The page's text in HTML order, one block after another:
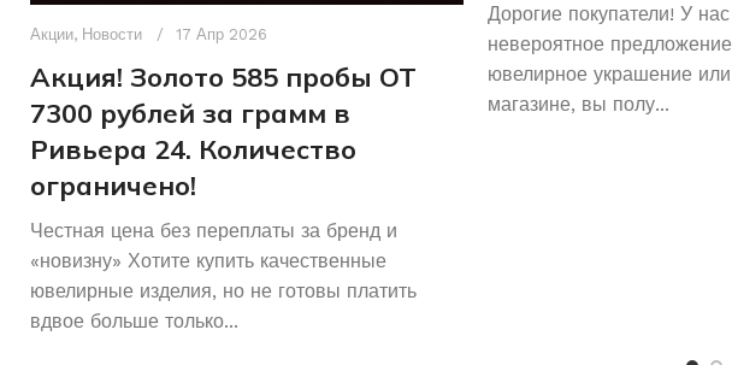
Акции, Новости 17 Апр 2026
Акция! Золото 585 пробы ОТ
7300 рублей за грамм в
Ривьера 24. Количество
ограничено!
Честная цена без переплаты за бренд и
«новизну» Хотите купить качественные
ювелирные изделия, но не готовы платить
вдвое больше только...
Дорогие покупатели! У
невероятное
ювелирное украшение
магазине, вы полу...